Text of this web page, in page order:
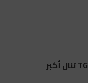
ملعب تيسيما يدخل مرحلة البناء.. TGCC تنال أكبر